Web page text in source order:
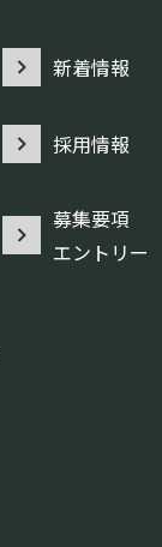
新着情報
採用情報
募集要項
エントリー